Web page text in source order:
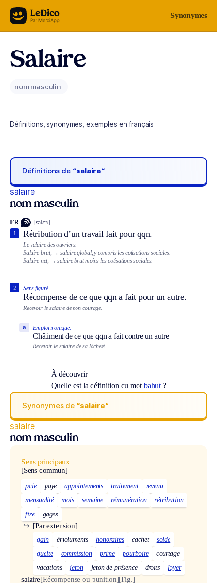
Aller au contenu Synonymes
Salaire
nom masculin
Définitions, synonymes, exemples en français
Définitions de “salaire“
salaire
nom masculin
FR [salɛʀ]
Rétribution d’un travail fait pour qqn.
1
Le salaire des ouvriers.
Salaire brut, → salaire global, y compris les cotisations sociales.
Salaire net, → salaire brut moins les cotisations sociales.
Sens figuré.
Récompense de ce que qqn a fait pour un autre.
2
Recevoir le salaire de son courage.
Emploi ironique.
Châtiment de ce que qqn a fait contre un autre.
a
Recevoir le salaire de sa lâcheté.
À découvrir
Quelle est la définition du mot bahut?
Synonymes de “salaire“
salaire
nom masculin
Sens principaux
[Sens commun]
paie paye appointements traitement
revenu
mensualité
mois semaine rémunération
rétribution
fixe
gages
[Par extension]
↪
gain émoluments honoraires cachet
solde
guelte
commission prime pourboire
courtage
vacations
jeton jeton de présence droits loyer
salaire[Récompense ou punition][Fig.]